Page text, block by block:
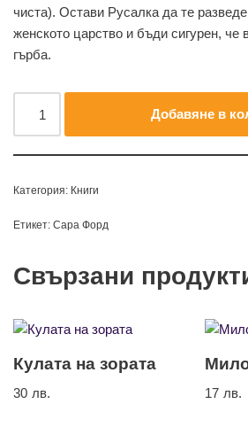
чиста). Остави Русалка да те
женското царство и бъди сигурен, че
гърба.
Добавяне в
Категория: Книги
Етикет: Сара Форд
Свързани
Кулата на зората
30 лв. 17 лв.